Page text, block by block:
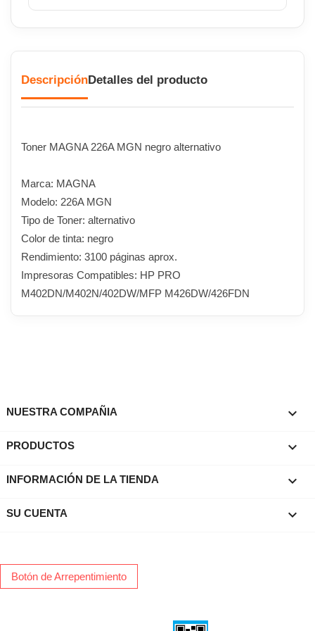
DescripciónDetalles del producto
Toner MAGNA 226A MGN negro alternativo
Marca: MAGNA
Modelo: 226A MGN
Tipo de Toner: alternativo
Color de tinta: negro
Rendimiento: 3100 páginas aprox.
Impresoras Compatibles: HP PRO
M402DN/M402N/402DW/MFP M426DW/426FDN
NUESTRA COMPAÑIA 
PRODUCTOS 
INFORMACIÓN DE LA TIENDA keyboard_arrow_down
SU CUENTA 
Botón de Arrepentimiento